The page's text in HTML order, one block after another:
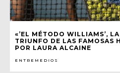
«’EL MÉTODO WILLIAMS’,
TRIUNFO DE LAS FAMOSAS
POR LAURA ALCAINE
ENTREMEDIOS